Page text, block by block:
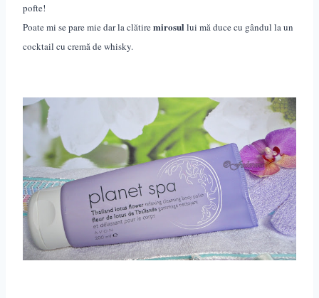
pofte!
Poate mi se pare mie dar la clătiremirosul lui mă duce cu gândul la un
cocktail cu cremă de whisky.